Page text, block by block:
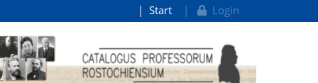
Start Login